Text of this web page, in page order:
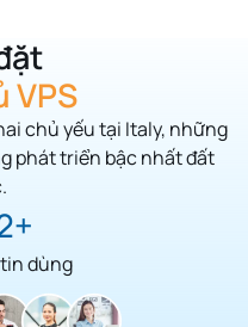
VPS
chủ yếu tại Italy, những
phát triển bậc nhất đất
dùng